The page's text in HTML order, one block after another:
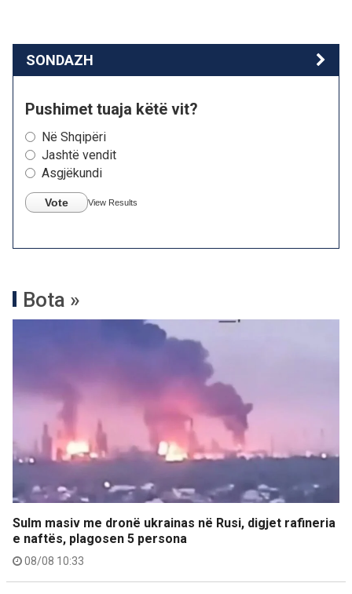
SONDAZH
Pushimet tuaja këtë vit?
Në Shqipëri
Jashtë vendit
Asgjëkundi
Vote View Results
Bota »
Sulm masiv me dronë ukrainas në Rusi, digjet rafineria
e naftës, plagosen 5 persona
08/08 10:33